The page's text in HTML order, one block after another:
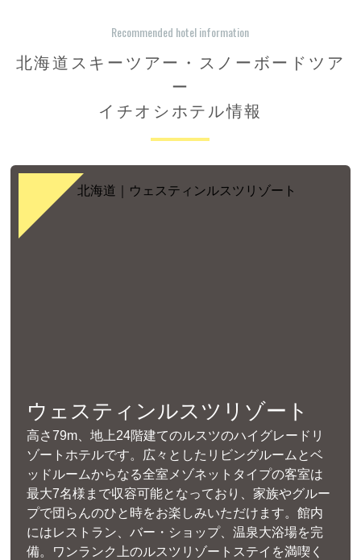
Recommended hotel information
北海道スキーツアー・スノーボードツア
ー
イチオシホテル情報
ウェスティンルスツリゾート
高さ79m、地上24階建てのルスツのハイグレードリ
ゾートホテルです。広々としたリビングルームとベ
ッドルームからなる全室メゾネットタイプの客室は
最大7名様まで収容可能となっており、家族やグルー
プで団らんのひと時をお楽しみいただけます。館内
にはレストラン、バー・ショップ、温泉大浴場を完
備。ワンランク上のルスツリゾートステイを満喫く